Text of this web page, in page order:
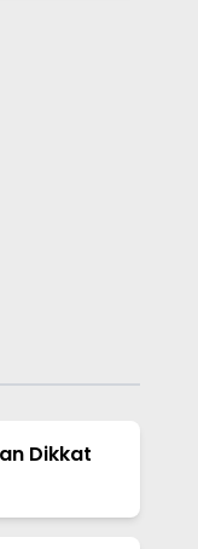
Dikkat